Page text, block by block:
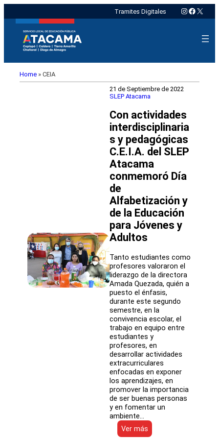
Tramites Digitales Instagram
X
Home » CEIA
21 de Septiembre de 2022
SLEP Atacama
Con actividades
interdisciplinaria
s y pedagógicas
C.E.I.A. del SLEP
Atacama
conmemoró Día
de
Alfabetización y
de la Educación
para Jóvenes y
Adultos
Tanto estudiantes como
profesores valoraron el
liderazgo de la directora
Amada Quezada, quién a
puesto el énfasis,
durante este segundo
semestre, en la
convivencia escolar, el
trabajo en equipo entre
estudiantes y
profesores, en
desarrollar actividades
extracurriculares
enfocadas en exponer
los aprendizajes, en
promover la importancia
de ser buenas personas
y en fomentar un
ambiente…
Ver más
Con